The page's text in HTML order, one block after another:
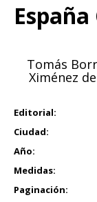
Tomás
Ximénez
Editorial:
Ciudad:
Año:
Medidas:
Paginación: